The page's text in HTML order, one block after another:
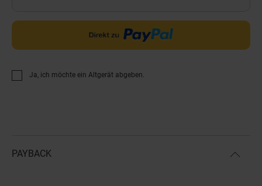
Ja, ich möchte ein Altgerät abgeben.
PAYBACK